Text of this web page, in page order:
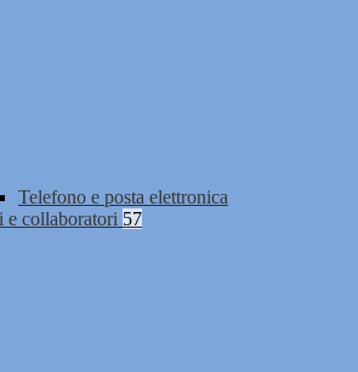
Telefono e posta elettronica
e collaboratori 57